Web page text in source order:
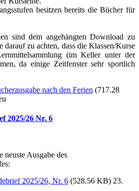
besitzen bereits die Bücher für
sind dem angehängten Download zu
darauf zu achten, dass die Klassen/Kurse
(im Keller unter der
da einige Zeitfenster sehr sportlich
nach den Ferien (717.28
2025/26 Nr. 6
neuste Ausgabe des
2025/26, Nr. 6 (528.56 KB) 23.